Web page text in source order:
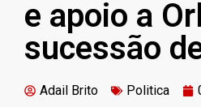
e apoio a
sucessão
Adail Brito Politica